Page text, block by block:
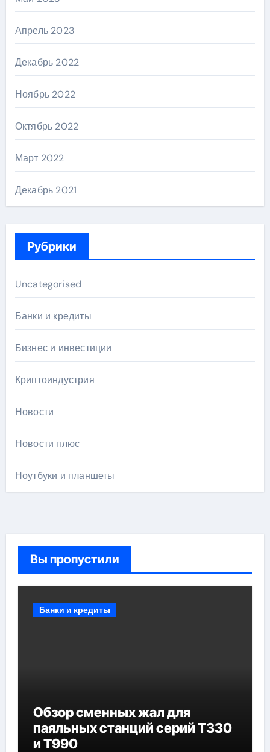
Апрель 2023
Декабрь 2022
Ноябрь 2022
Октябрь 2022
Март 2022
Декабрь 2021
Рубрики
Uncategorised
Банки и кредиты
Бизнес и инвестиции
Криптоиндустрия
Новости
Новости плюс
Ноутбуки и планшеты
Вы пропустили
Банки и кредиты
Обзор сменных жал для
паяльных станций серий T330
и T990